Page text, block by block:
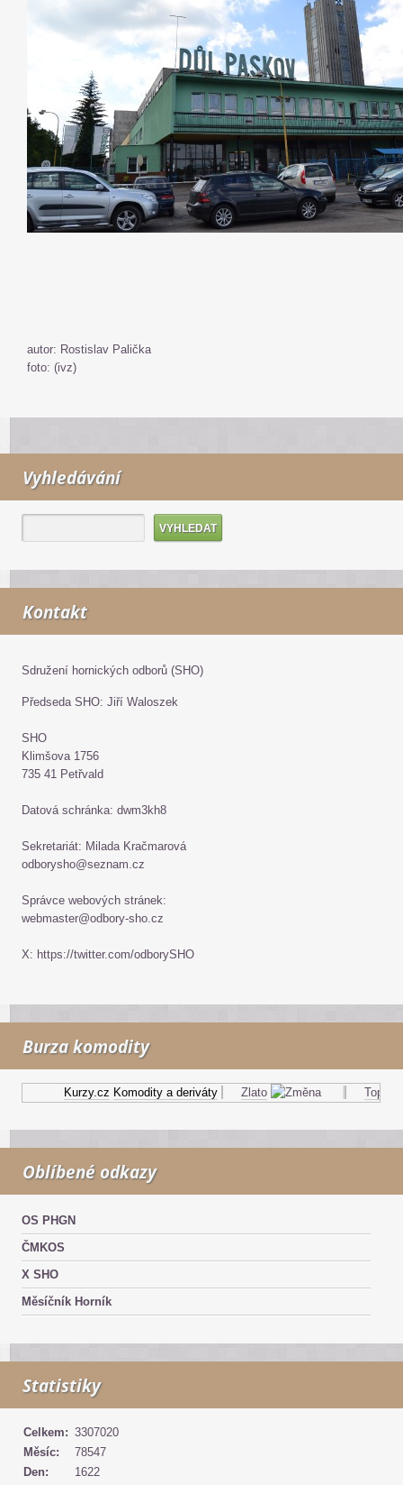
autor: Rostislav Palička
foto: (ivz)
Vyhledávání
Kontakt
Sdružení hornických odborů (SHO)
Předseda SHO: Jiří Waloszek
SHO
Klimšova 1756
735 41 Petřvald
Datová schránka: dwm3kh8
Sekretariát: Milada Kračmarová
odborysho@seznam.cz
Správce webových stránek:
webmaster@odbory-sho.cz
X: https://twitter.com/odborySHO
Burza komodity
Kurzy.cz Komodity a deriváty Zlato Topný
Oblíbené odkazy
OS PHGN
ČMKOS
X SHO
Měsíčník Horník
Statistiky
Celkem: 3307020
Měsíc:
78547
Den:
1622